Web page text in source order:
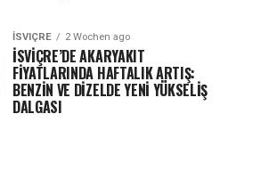
İSVIÇRE 2 Wochen ago
İSVİÇRE’DE AKARYAKIT
FİYATLARINDA HAFTALIK ARTIŞ:
BENZİN VE DİZELDE YENİ YÜKSELİŞ
DALGASI